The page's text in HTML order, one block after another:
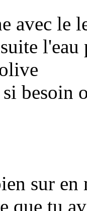
avec le
besoin
sur
que tu